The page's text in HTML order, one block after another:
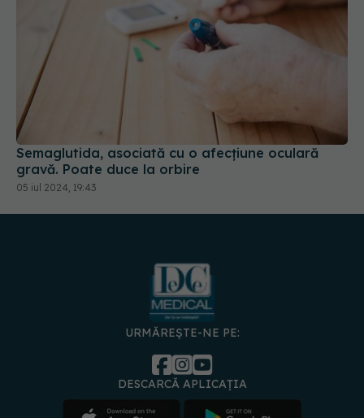
Semaglutida, asociată cu o afecțiune oculară
gravă. Poate duce la orbire
05 iul 2024, 19:43
URMĂREȘTE-NE PE:
DESCARCĂ APLICAȚIA